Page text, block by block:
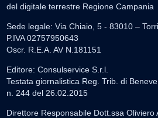
del digitale terrestre Regione Campania
Sede legale: Via Chiaio, 5 - 83010 –
P.IVA 02757950643
Oscr. R.E.A. AV N.181151
Editore: Consulservice S.r.l.
Testata giornalistica Reg. Trib. di
n. 244 del 26.02.2015
Direttore Responsabile Dott.ssa Oliviero